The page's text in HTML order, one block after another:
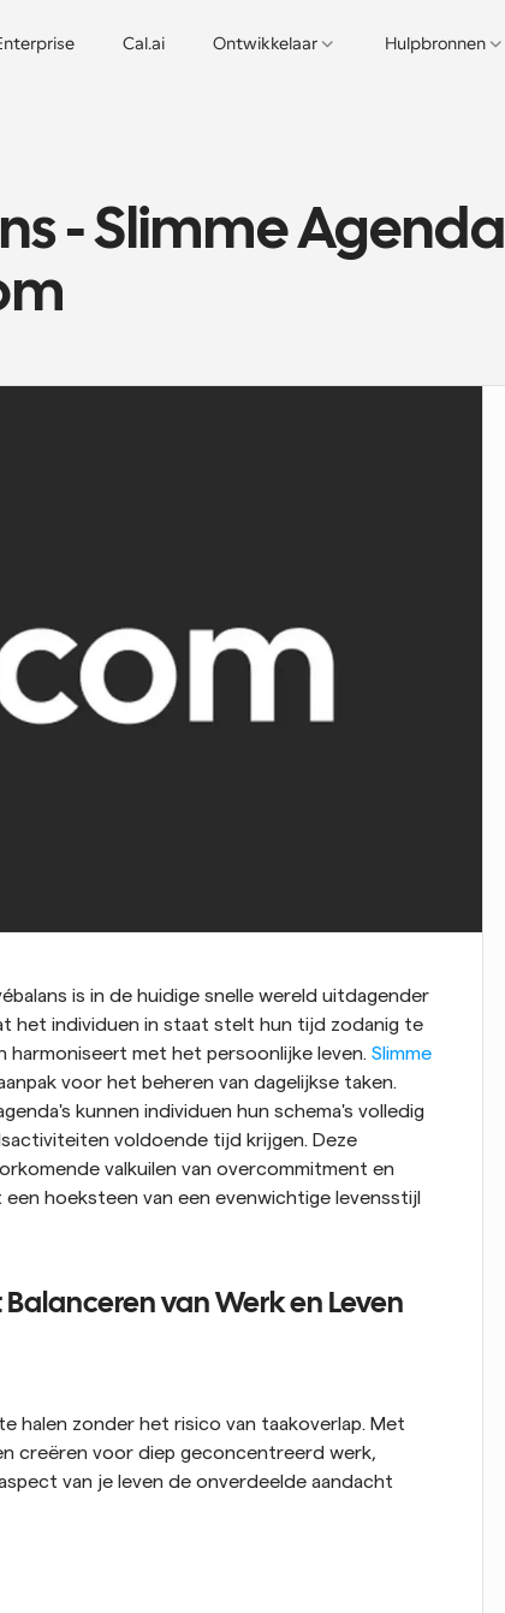
Cal.ai Ontwikkelaar Hulpbronnen
- Slimme Agenda
is in de huidige snelle wereld uitdagender
het individuen in staat stelt hun tijd zodanig te
met het persoonlijke leven. Slimme
voor het beheren van dagelijkse taken.
kunnen individuen hun schema's volledig
voldoende tijd krijgen. Deze
valkuilen van overcommitment en
hoeksteen van een evenwichtige levensstijl
van Werk en Leven
halen zonder het risico van taakoverlap. Met
creëren voor diep geconcentreerd werk,
van je leven de onverdeelde aandacht